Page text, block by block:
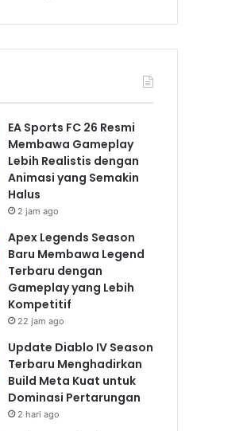
EA Sports FC 26 Resmi
Membawa Gameplay
Lebih Realistis dengan
Animasi yang Semakin
Halus
2 jam ago
Apex Legends Season
Baru Membawa Legend
Terbaru dengan
Gameplay yang Lebih
Kompetitif
22 jam ago
Update Diablo IV Season
Terbaru Menghadirkan
Build Meta Kuat untuk
Dominasi Pertarungan
2 hari ago